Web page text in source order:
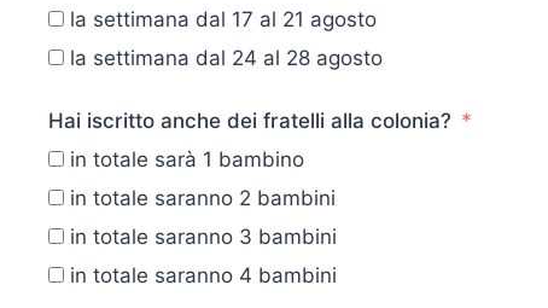
la settimana dal 17 al 21 agosto
la settimana dal 24 al 28 agosto
Hai iscritto anche dei fratelli alla colonia?
in totale sarà 1 bambino
in totale saranno 2 bambini
in totale saranno 3 bambini
in totale saranno 4 bambini